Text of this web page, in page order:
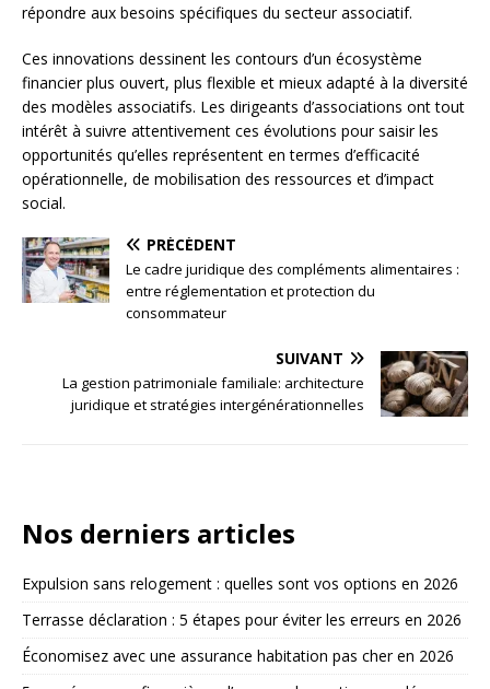
répondre aux besoins spécifiques du secteur associatif.
Ces innovations dessinent les contours d’un écosystème
financier plus ouvert, plus flexible et mieux adapté à la diversité
des modèles associatifs. Les dirigeants d’associations ont tout
intérêt à suivre attentivement ces évolutions pour saisir les
opportunités qu’elles représentent en termes d’efficacité
opérationnelle, de mobilisation des ressources et d’impact
social.
PRÉCÉDENT
Le cadre juridique des compléments alimentaires :
entre réglementation et protection du
consommateur
SUIVANT
La gestion patrimoniale familiale: architecture
juridique et stratégies intergénérationnelles
Nos derniers articles
Expulsion sans relogement : quelles sont vos options en 2026
Terrasse déclaration : 5 étapes pour éviter les erreurs en 2026
Économisez avec une assurance habitation pas cher en 2026